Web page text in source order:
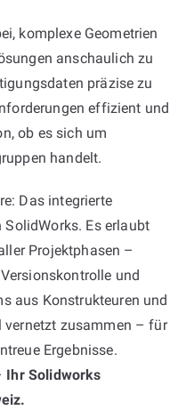
komplexe Geometrien
anschaulich zu
präzise zu
effizient und
ob es sich um
handelt.
Das integrierte
Es erlaubt
Projektphasen –
und
aus Konstrukteuren und
vernetzt zusammen – für
Ergebnisse.
Ihr Solidworks